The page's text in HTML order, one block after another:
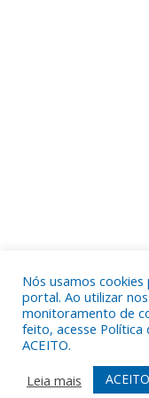
Nós usamos
portal. Ao utilizar
monitoramento de
feito, acesse Política
ACEITO.
Leia mais
ACEITO